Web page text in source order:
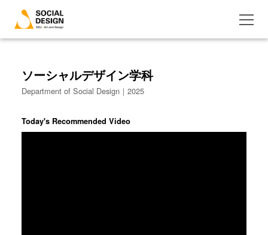
ソーシャルデザイン学科
Department of Social Design｜2025
Today's Recommended Video